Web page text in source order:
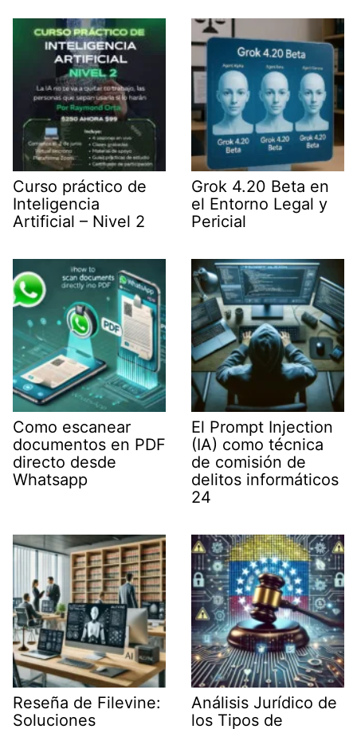
e
r
)
n
p
m
Curso práctico de
Inteligencia
Artificial – Nivel 2
Grok 4.20 Beta en
el Entorno Legal y
Pericial
Como escanear
documentos en PDF
directo desde
Whatsapp
El Prompt Injection
(IA) como técnica
de comisión de
delitos informáticos
24
Reseña de Filevine:
Soluciones
Análisis Jurídico de
los Tipos de